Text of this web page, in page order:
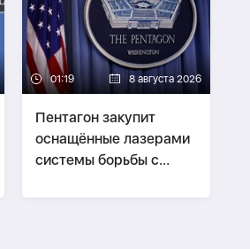
01:19 8 августа 2026
Пентагон закупит
оснащённые лазерами
системы борьбы с